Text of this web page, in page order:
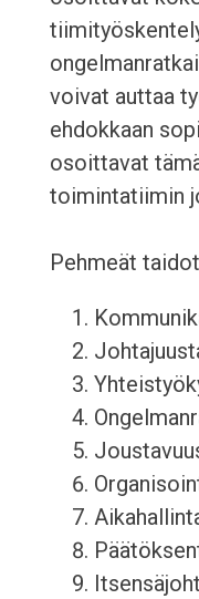
voivat auttaa
ehdokkaan
osoittavat
toimintatiimin
Pehmeät